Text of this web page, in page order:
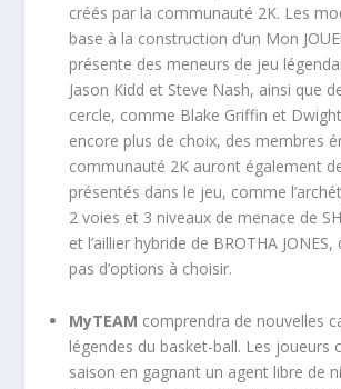
créés par la communauté 2K. Les
base à la construction d’un Mon
présente des meneurs de jeu
Jason Kidd et Steve Nash, ainsi que
cercle, comme Blake Griffin et
encore plus de choix, des membres
communauté 2K auront également
présentés dans le jeu, comme
2 voies et 3 niveaux de menace de
et l’aillier hybride de BROTHA
pas d’options à choisir.
MyTEAM comprendra de nouvelles
légendes du basket-ball. Les joueurs
saison en gagnant un agent libre de